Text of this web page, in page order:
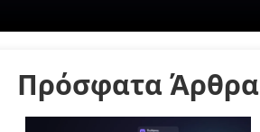
Πρόσφατα Άρθρα